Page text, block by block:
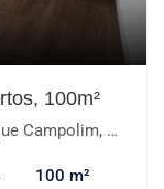
100m²
Sorocaba-SP
100 m²